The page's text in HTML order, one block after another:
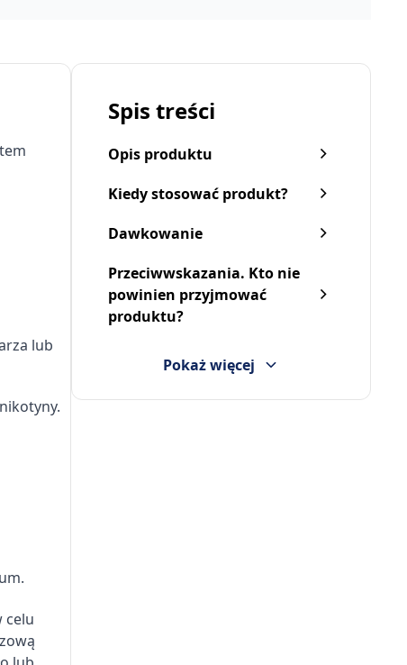
mg, guma do żucia, 105
Gum, 4 mg, guma do
żucia, 105 szt.
Spis treści
Opis produktu
Kiedy stosować produkt?
Dawkowanie
Przeciwwskazania. Kto nie
powinien przyjmować
produktu?
Pokaż więcej
lub
celu